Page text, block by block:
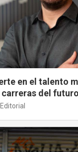
en el talento
del futuro
Editorial